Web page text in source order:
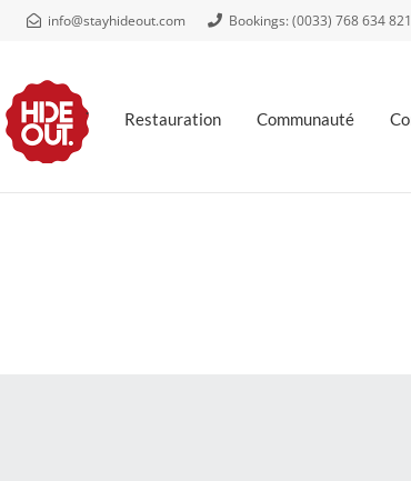
info@stayhideout.com Bookings: (0033) 768 634 821
.
Restauration Communauté